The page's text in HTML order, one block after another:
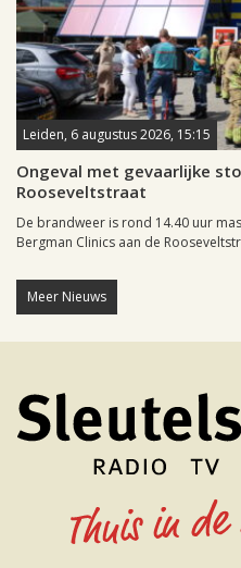
Leiden, 6 augustus 2026, 15:15
Ongeval met gevaarlijke
Rooseveltstraat
De brandweer is rond 14.40 uur
Bergman Clinics aan de
Meer Nieuws